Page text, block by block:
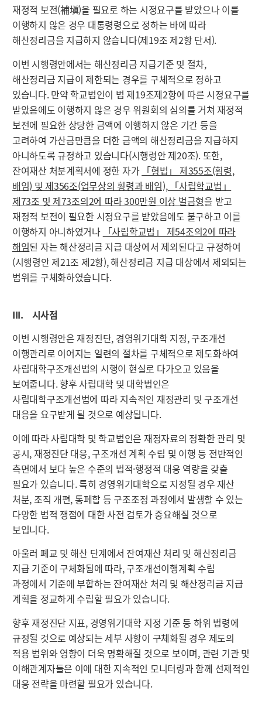
재정적 보전(補塡)을 필요로 하는 시정요구를 받았으나 이를
이행하지 않은 경우 대통령령으로 정하는 바에 따라
해산정리금을 지급하지 않습니다(제19조 제2항 단서).
이번 시행령안에서는 해산정리금 지급기준 및 절차,
해산정리금 지급이 제한되는 경우를 구체적으로 정하고
있습니다. 만약 학교법인이 법 제19조제2항에 따른 시정요구를
받았음에도 이행하지 않은 경우 위원회의 심의를 거쳐 재정적
보전에 필요한 상당한 금액에 이행하지 않은 기간 등을
고려하여 가산금만큼을 더한 금액의 해산정리금을 지급하지
아니하도록 규정하고 있습니다(시행령안 제20조). 또한,
잔여재산 처분계획서에 정한 자가 「형법」 제355조(횡령,
배임) 및 제356조(업무상의 횡령과 배임), 「사립학교법」
제73조 및 제73조의2에 따라 300만원 이상 벌금형을 받고
재정적 보전이 필요한 시정요구를 받았음에도 불구하고 이를
이행하지 아니하였거나 「사립학교법」 제54조의2에 따라
해임된 자는 해산정리금 지급 대상에서 제외된다고 규정하여
(시행령안 제21조 제2항), 해산정리금 지급 대상에서 제외되는
범위를 구체화하였습니다.
III. 시사점
이번 시행령안은 재정진단, 경영위기대학 지정, 구조개선
이행관리로 이어지는 일련의 절차를 구체적으로 제도화하여
사립대학구조개선법의 시행이 현실로 다가오고 있음을
보여줍니다. 향후 사립대학 및 대학법인은
사립대학구조개선법에 따라 지속적인 재정관리 및 구조개선
대응을 요구받게 될 것으로 예상됩니다.
이에 따라 사립대학 및 학교법인은 재정자료의 정확한 관리 및
공시, 재정진단 대응, 구조개선 계획 수립 및 이행 등 전반적인
측면에서 보다 높은 수준의 법적·행정적 대응 역량을 갖출
필요가 있습니다. 특히 경영위기대학으로 지정될 경우 재산
처분, 조직 개편, 통폐합 등 구조조정 과정에서 발생할 수 있는
다양한 법적 쟁점에 대한 사전 검토가 중요해질 것으로
보입니다.
아울러 폐교 및 해산 단계에서 잔여재산 처리 및 해산정리금
지급 기준이 구체화됨에 따라, 구조개선이행계획 수립
과정에서 기준에 부합하는 잔여재산 처리 및 해산정리금 지급
계획을 정교하게 수립할 필요가 있습니다.
향후 재정진단 지표, 경영위기대학 지정 기준 등 하위 법령에
규정될 것으로 예상되는 세부 사항이 구체화될 경우 제도의
적용 범위와 영향이 더욱 명확해질 것으로 보이며, 관련 기관 및
이해관계자들은 이에 대한 지속적인 모니터링과 함께 선제적인
대응 전략을 마련할 필요가 있습니다.